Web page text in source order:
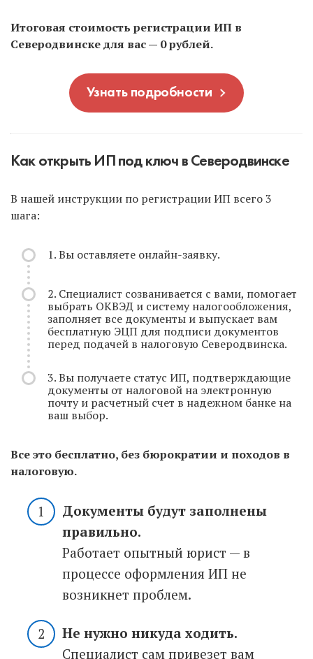
Итоговая стоимость регистрации ИП в
Северодвинске для вас — 0 рублей.
Узнать подробности
Как открыть ИП под ключ в Северодвинске
В нашей инструкции по регистрации ИП всего 3
шага:
1. Вы оставляете онлайн-заявку.
2. Специалист созванивается с вами, помогает
выбрать ОКВЭД и систему налогообложения,
заполняет все документы и выпускает вам
бесплатную ЭЦП для подписи документов
перед подачей в налоговую Северодвинска.
3. Вы получаете статус ИП, подтверждающие
документы от налоговой на электронную
почту и расчетный счет в надежном банке на
ваш выбор.
Все это бесплатно, без бюрократии и походов в
налоговую.
Документы будут заполнены
правильно.
Работает опытный юрист — в
процессе оформления ИП не
возникнет проблем.
Не нужно никуда ходить.
Специалист сам привезет вам